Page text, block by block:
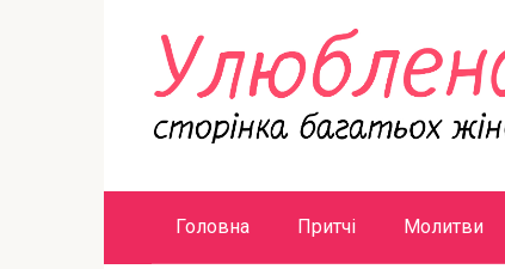
Головна Притчі Молитви